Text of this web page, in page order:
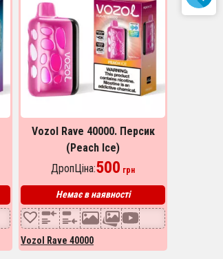
Vozol Rave 40000. Персик
(Peach Ice)
ДропЦіна:500 грн
Немає в наявності
Vozol Rave 40000